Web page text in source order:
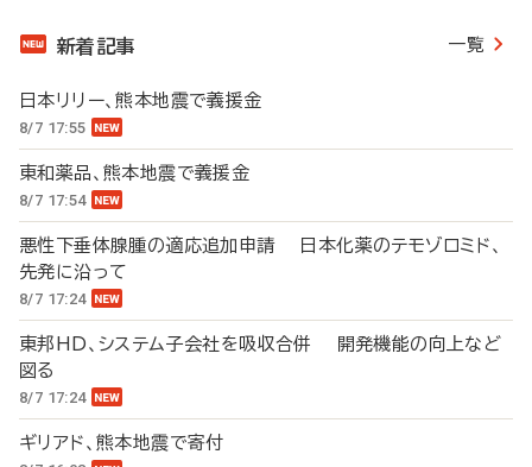
新着記事 一覧
日本リリー、熊本地震で義援金
8/7 17:55
東和薬品、熊本地震で義援金
8/7 17:54
悪性下垂体腺腫の適応追加申請 日本化薬のテモゾロミド、
先発に沿って
8/7 17:24
東邦HD、システム子会社を吸収合併 開発機能の向上など
図る
8/7 17:24
ギリアド、熊本地震で寄付